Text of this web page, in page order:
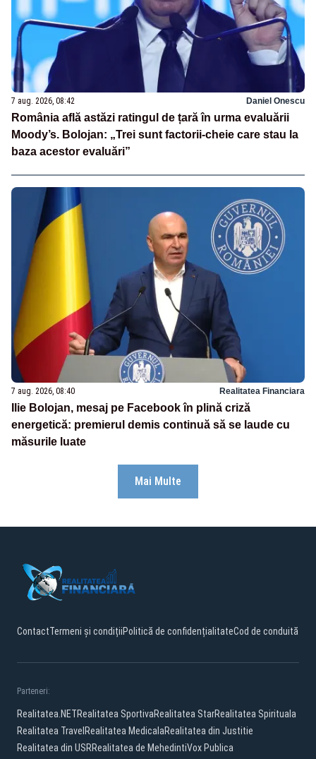
7 aug. 2026, 08:42 Daniel Onescu
România află astăzi ratingul de țară în urma evaluării
Moody’s. Bolojan: „Trei sunt factorii-cheie care stau la
baza acestor evaluări”
7 aug. 2026, 08:40 Realitatea Financiara
Ilie Bolojan, mesaj pe Facebook în plină criză
energetică: premierul demis continuă să se laude cu
măsurile luate
Mai Multe
ContactTermeni și condițiiPolitică de confidențialitateCod de conduită
Parteneri:
Realitatea.NETRealitatea SportivaRealitatea StarRealitatea Spirituala
Realitatea Travel Realitatea MedicalaRealitatea din Justitie
Realitatea din USRRealitatea de MehedintiVox Publica